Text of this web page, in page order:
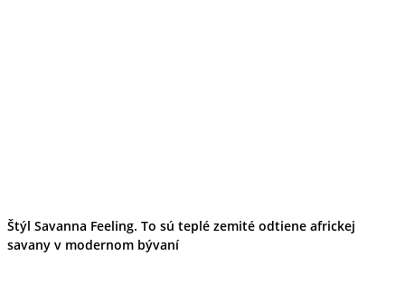
Štýl Savanna Feeling. To sú teplé zemité odtiene africkej
savany v modernom bývaní